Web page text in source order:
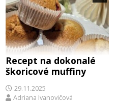
Recept na dokonalé
škoricové muffiny
29.11.2025
Adriana Ivanovičová